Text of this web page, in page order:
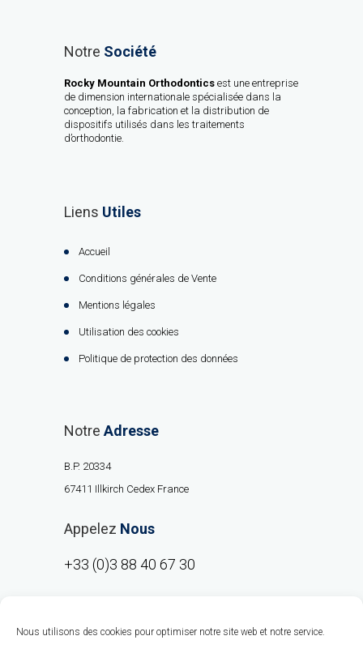
Nous utilisons des cookies pour optimiser notre site web et notre service.
Notre Société
Rocky Mountain Orthodontics est une entreprise
de dimension internationale spécialisée dans la
conception, la fabrication et la distribution de
dispositifs utilisés dans les traitements
d’orthodontie.
Liens Utiles
Accueil
Conditions générales de Vente
Mentions légales
Utilisation des cookies
Politique de protection des données
Notre Adresse
B.P. 20334
67411 Illkirch Cedex France
Appelez Nous
+33 (0)3 88 40 67 30